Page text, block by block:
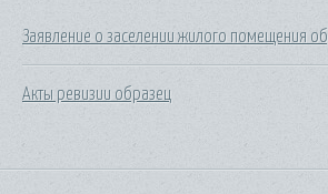
Заявление о заселении жилого помещения
Акты ревизии образец